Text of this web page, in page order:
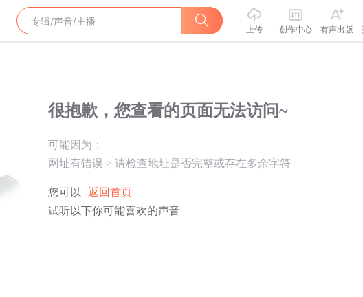
上传 创作中心 有声出版
很抱歉，您查看的页面无法访问~
可能因为：
网址有错误 > 请检查地址是否完整或存在多余字符
您可以
返回首页
试听以下你可能喜欢的声音